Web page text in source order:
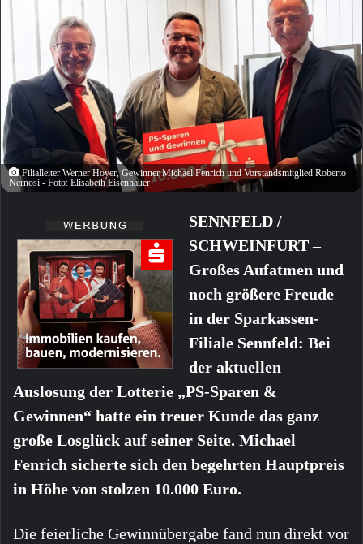
Filialleiter Werner Hoyer, Gewinner Michael Fenrich und Vorstandsmitglied Roberto
Nernosi - Foto: Elisabeth Eisenhauer
SENNFELD /
SCHWEINFURT –
Großes Aufatmen und
noch größere Freude
in der Sparkassen-
Filiale Sennfeld: Bei
der aktuellen
Auslosung der Lotterie „PS-Sparen &
Gewinnen“ hatte ein treuer Kunde das ganz
große Losglück auf seiner Seite. Michael
Fenrich sicherte sich den begehrten Hauptpreis
in Höhe von stolzen 10.000 Euro.
Die feierliche Gewinnübergabe fand nun direkt vor